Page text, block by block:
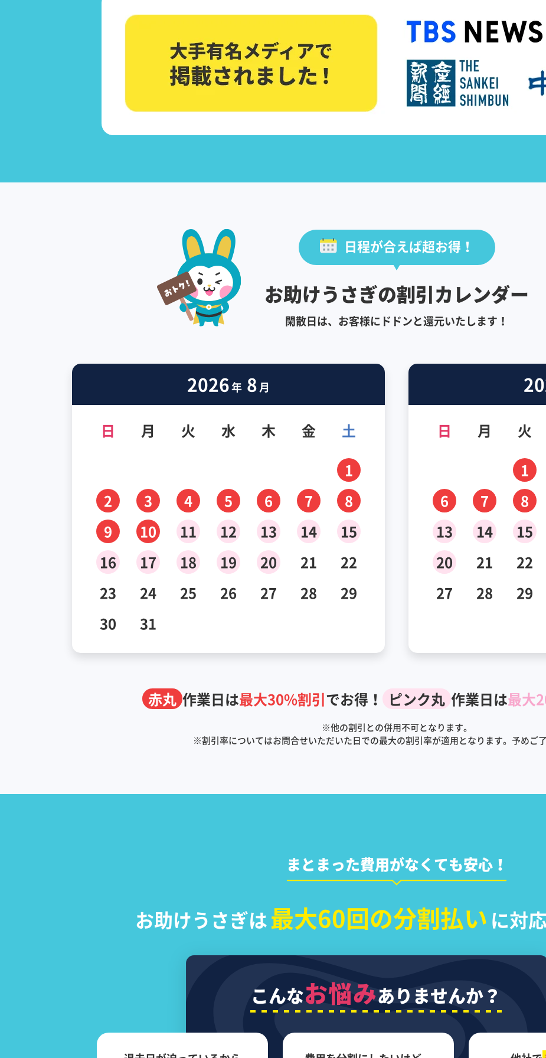
日程が合えば超お得！
お助けうさぎの割引カレンダー
閑散日は、お客様にドドンと還元いたします！
2026年 8月
日 月 火 水 木 金
土
1
2
3 4 5 6 7
8
9
10 11 12 13 14
15
16
17 18 19 20 21
22
23
24 25 26 27 28
29
30
31
日 月 火
1
6
7 8
13
14 15
20
21 22
27
28 29
赤丸 作業日は最大30%割引でお得！ ピンク丸 作業日は最大
※他の割引との併用不可となります。
※割引率についてはお問合せいただいた日での最大の割引率が適用となります。予めご了
まとまった費用がなくても安心！
お助けうさぎは最大60回の分割払い に対
こんなお悩みありませんか？